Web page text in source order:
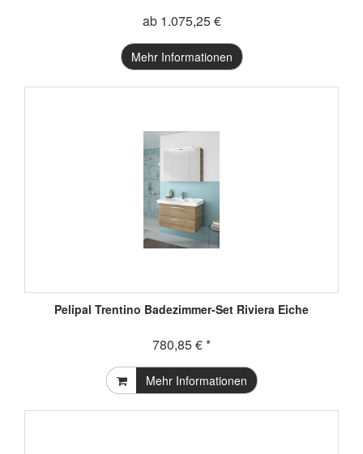
ab 1.075,25 €
Mehr Informationen
Pelipal Trentino Badezimmer-Set Riviera Eiche
780,85 € *
Mehr Informationen